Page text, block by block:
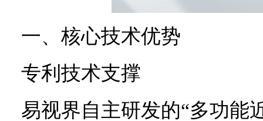
一、核心技术优势
专利技术支撑
易视界自主研发的“多功能